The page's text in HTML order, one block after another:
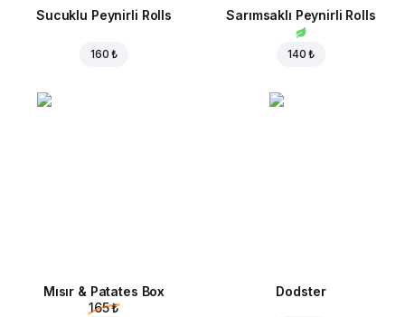
Sucuklu Peynirli Rolls
160 ₺
Sarımsaklı Peynirli Rolls
140 ₺
Mısır & Patates Box
165 ₺
Dodster